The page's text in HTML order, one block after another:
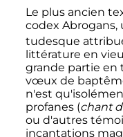
Le plus ancien
codex
tudesque
littérature en
grande partie en
vœux de
n'est
profanes (chant
ou d'autres
incantations